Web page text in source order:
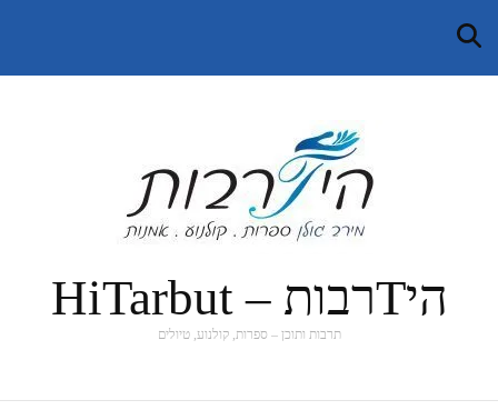
היTרבות – HiTarbut
תרבות ותוכן – ספרות, קולנוע, טיולים